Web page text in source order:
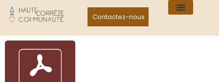
Contactez-nous